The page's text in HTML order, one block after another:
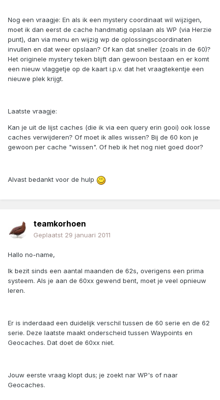
Nog een vraagje: En als ik een mystery coordinaat wil wijzigen,
moet ik dan eerst de cache handmatig opslaan als WP (via Herzie
punt), dan via menu en wijzig wp de oplossingscoordinaten
invullen en dat weer opslaan? Of kan dat sneller (zoals in de 60)?
Het originele mystery teken blijft dan gewoon bestaan en er komt
een nieuw vlaggetje op de kaart i.p.v. dat het vraagtekentje een
nieuwe plek krijgt.
Laatste vraagje:
Kan je uit de lijst caches (die ik via een query erin gooi) ook losse
caches verwijderen? Of moet ik alles wissen? Bij de 60 kon je
gewoon per cache "wissen". Of heb ik het nog niet goed door?
Alvast bedankt voor de hulp
teamkorhoen
Geplaatst 29 januari 2011
Hallo no-name,
Ik bezit sinds een aantal maanden de 62s, overigens een prima
systeem. Als je aan de 60xx gewend bent, moet je veel opnieuw
leren.
Er is inderdaad een duidelijk verschil tussen de 60 serie en de 62
serie. Deze laatste maakt onderscheid tussen Waypoints en
Geocaches. Dat doet de 60xx niet.
Jouw eerste vraag klopt dus; je zoekt nar WP's of naar
Geocaches.